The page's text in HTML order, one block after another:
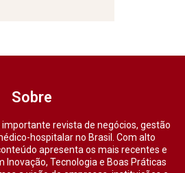
Sobre
importante revista de negócios, gestão
hospitalar no Brasil. Com alto
apresenta os mais recentes e
Tecnologia e Boas Práticas